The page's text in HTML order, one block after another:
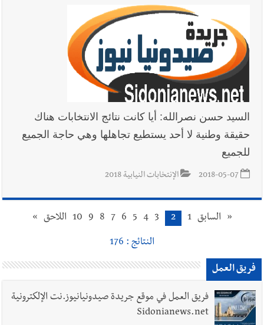
السيد حسن نصرالله: أيا كانت نتائج الانتخابات هناك
حقيقة وطنية لا أحد يستطيع تجاهلها وهي حاجة الجميع
للجميع
2018-05-07 الإنتخابات النيابية 2018
« السابق 1
2
3
4
5
6
7
8
9
10 اللاحق »
النتائج : 176
فريق العمل
فريق العمل في موقع جريدة صيدونيانيوز.نت الإلكترونية
Sidonianews.net